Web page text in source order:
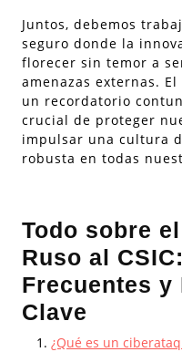
Juntos, debemos
seguro donde la
florecer sin temor a
amenazas externas.
un recordatorio
crucial de proteger
impulsar una cultura
robusta en todas
Todo sobre
Ruso al
Frecuentes y
Clave
¿Qué es un